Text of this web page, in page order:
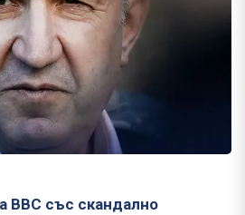
ВВС със скандално